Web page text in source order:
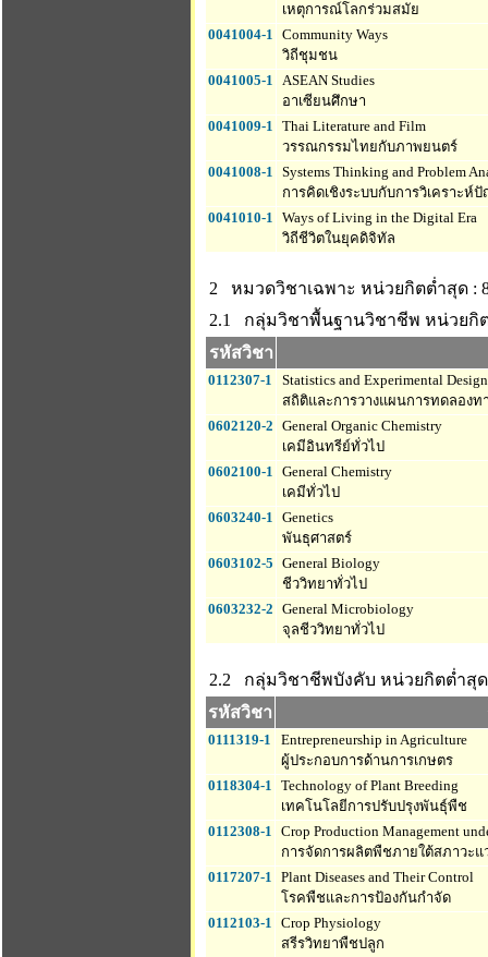
เหตุการณ์โลกร่วมสมัย
0041004-1 Community Ways
วิถีชุมชน
0041005-1 ASEAN Studies
อาเซียนศึกษา
0041009-1 Thai Literature and Film
วรรณกรรมไทยกับภาพยนตร์
0041008-1 Systems Thinking and Problem
การคิดเชิงระบบกับการวิเคราะห์
0041010-1 Ways of Living in the Digital Era
วิถีชีวิตในยุคดิจิทัล
2 หมวดวิชาเฉพาะ หน่วยกิตต่ำสุด :
2.1 กลุ่มวิชาพื้นฐานวิชาชีพ หน่วยกิ
รหัสวิชา
0112307-1
Statistics and Experimental
สถิติและการวางแผนการทดลอง
0602120-2 General Organic Chemistry
เคมีอินทรีย์ทั่วไป
0602100-1 General Chemistry
เคมีทั่วไป
0603240-1 Genetics
พันธุศาสตร์
0603102-5 General Biology
ชีววิทยาทั่วไป
0603232-2 General Microbiology
จุลชีววิทยาทั่วไป
2.2 กลุ่มวิชาชีพบังคับ หน่วยกิตต่ำสุด
รหัสวิชา
0111319-1
Entrepreneurship in Agriculture
ผู้ประกอบการด้านการเกษตร
0118304-1 Technology of Plant Breeding
เทคโนโลยีการปรับปรุงพันธุ์พืช
0112308-1 Crop Production Management
การจัดการผลิตพืชภายใต้สภาวะ
0117207-1 Plant Diseases and Their Control
โรคพืชและการป้องกันกำจัด
0112103-1 Crop Physiology
สรีรวิทยาพืชปลูก